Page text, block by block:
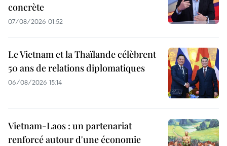
concrète
07/08/2026 01:52
Le Vietnam et la Thaïlande célèbrent
50 ans de relations diplomatiques
06/08/2026 15:14
Vietnam-Laos : un partenariat
renforcé autour d'une économie